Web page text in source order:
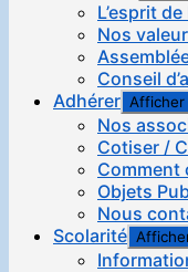
L’esprit de
Nos
Conseil
Adhérer Afficher
Nos
Cotiser /
Comment
Objets
Nous
Scolarité